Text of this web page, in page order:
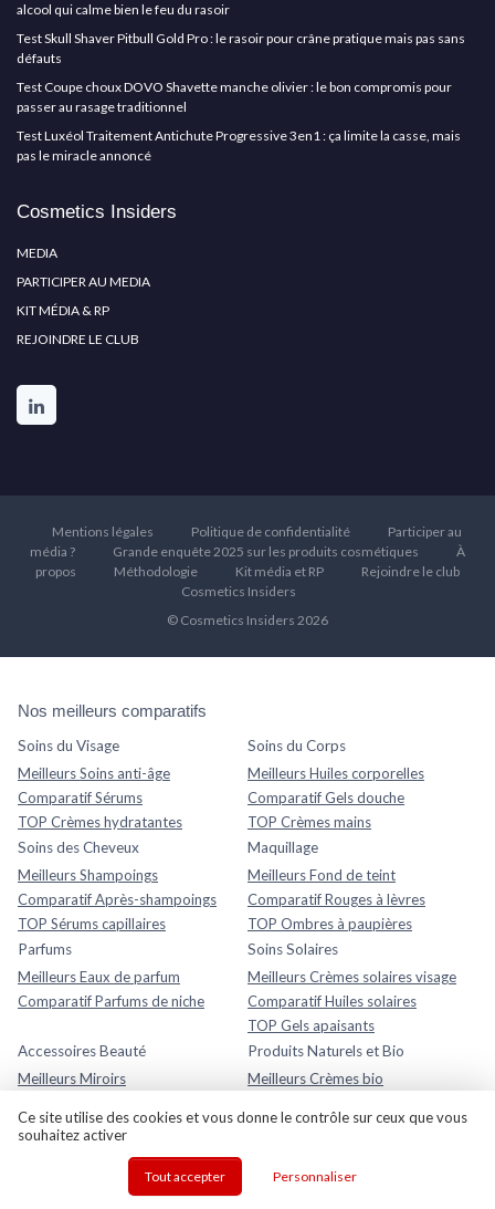
alcool qui calme bien le feu du rasoir
Test Skull Shaver Pitbull Gold Pro : le rasoir pour crâne pratique mais pas sans
défauts
Test Coupe choux DOVO Shavette manche olivier : le bon compromis pour
passer au rasage traditionnel
Test Luxéol Traitement Antichute Progressive 3en1 : ça limite la casse, mais
pas le miracle annoncé
Cosmetics Insiders
MEDIA
PARTICIPER AU MEDIA
KIT MÉDIA & RP
REJOINDRE LE CLUB
Mentions légales Politique de confidentialité
Participer au
média ?
Grande enquête 2025 sur les produits cosmétiques
À
propos
Méthodologie Kit média et RP
Rejoindre le club
Cosmetics Insiders
© Cosmetics Insiders 2026
Nos meilleurs comparatifs
Soins du Visage
Meilleurs Soins anti-âge
Comparatif Sérums
TOP Crèmes hydratantes
Soins du Corps
Meilleurs Huiles corporelles
Comparatif Gels douche
TOP Crèmes mains
Soins des Cheveux
Meilleurs Shampoings
Comparatif Après-shampoings
TOP Sérums capillaires
Maquillage
Meilleurs Fond de teint
Comparatif Rouges à lèvres
TOP Ombres à paupières
Parfums
Meilleurs Eaux de parfum
Comparatif Parfums de niche
Soins Solaires
Meilleurs Crèmes solaires visage
Comparatif Huiles solaires
TOP Gels apaisants
Accessoires Beauté
Meilleurs Miroirs
boucler
Produits Naturels et Bio
Meilleurs Crèmes bio
TOP Poudres bio
Appareils de soin du visage
Meilleurs Appareils LED visage anti-
Meilleurs Appareils de
Ce site utilise des cookies et vous donne le contrôle sur ceux que vous
souhaitez activer
Tout accepter Personnaliser